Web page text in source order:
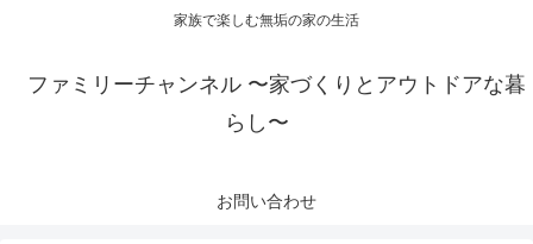
家族で楽しむ無垢の家の生活
ファミリーチャンネル 〜家づくりとアウトドアな暮
らし〜
お問い合わせ